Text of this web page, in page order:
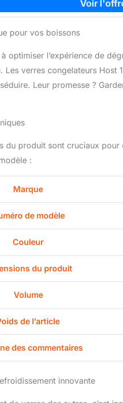
pour vos boissons
à optimiser l’expérience de
Les verres congelateurs Host
Leur promesse ?
du produit sont cruciaux
:
Marque
de modèle
Couleur
du produit
Volume
de l’article
des commentaires
innovante